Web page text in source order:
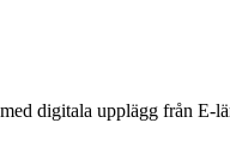
digitala upplägg från E-